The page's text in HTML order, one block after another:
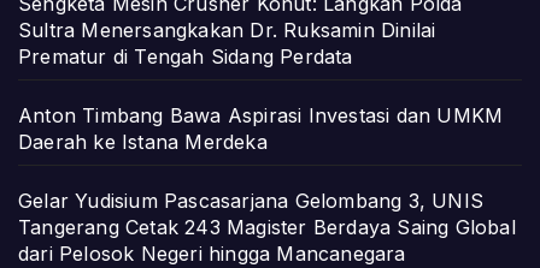
Sultra Menersangkakan Dr. Ruksamin Dinilai
Prematur di Tengah Sidang Perdata
Anton Timbang Bawa Aspirasi Investasi dan UMKM
Daerah ke Istana Merdeka
Gelar Yudisium Pascasarjana Gelombang 3, UNIS
Tangerang Cetak 243 Magister Berdaya Saing Global
dari Pelosok Negeri hingga Mancanegara